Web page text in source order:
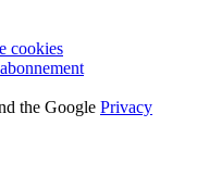
cookies
the Google Privacy